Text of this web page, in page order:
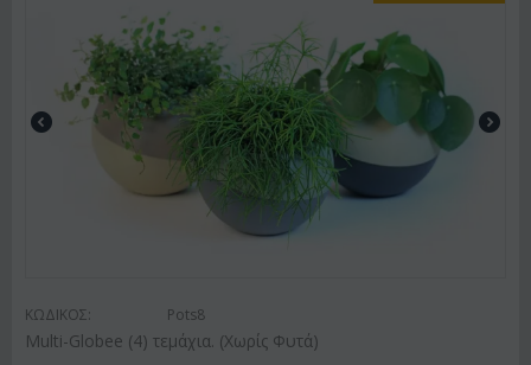
ΚΩΔΙΚΟΣ: Pots8
Multi-Globee (4) τεμάχια. (Χωρίς Φυτά)